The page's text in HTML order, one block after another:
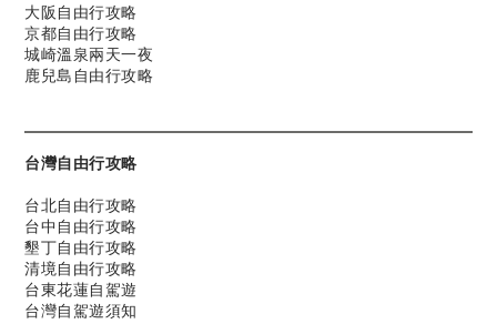
大阪自由行攻略
京都自由行攻略
城崎溫泉兩天一夜
鹿兒島自由行攻略
台灣自由行攻略
台北自由行攻略
台中自由行攻略
墾丁自由行攻略
清境自由行攻略
台東花蓮自駕遊
台灣自駕遊須知